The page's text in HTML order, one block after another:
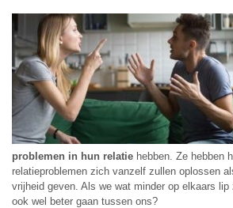
problemen in hun relatie hebben. Ze hebben
relatieproblemen zich vanzelf zullen oplossen
vrijheid geven. Als we wat minder op elkaars
ook wel beter gaan tussen ons?